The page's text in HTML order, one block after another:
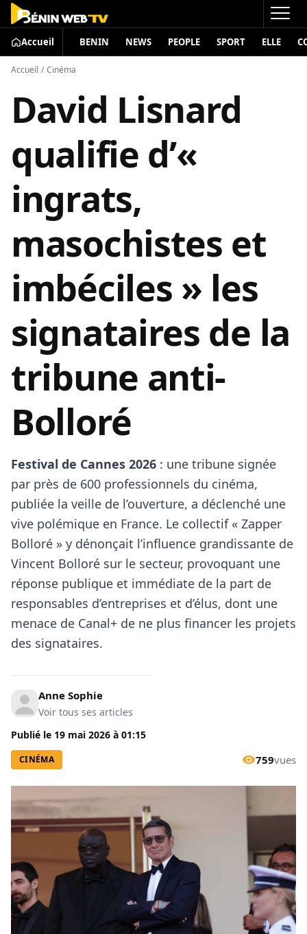
Accueil BENIN NEWS PEOPLE SPORT ELLE
Accueil / Cinéma
David Lisnard
qualifie d’«
ingrats,
masochistes et
imbéciles » les
signataires de la
tribune anti-
Bolloré
Festival de Cannes 2026 : une tribune signée
par près de 600 professionnels du cinéma,
publiée la veille de l’ouverture, a déclenché une
vive polémique en France. Le collectif « Zapper
Bolloré » y dénonçait l’influence grandissante de
Vincent Bolloré sur le secteur, provoquant une
réponse publique et immédiate de la part de
responsables d’entreprises et d’élus, dont une
menace de Canal+ de ne plus financer les projets
des signataires.
Anne Sophie
Voir tous ses articles
Publié le 19 mai 2026 à 01:15
CINÉMA 759vues